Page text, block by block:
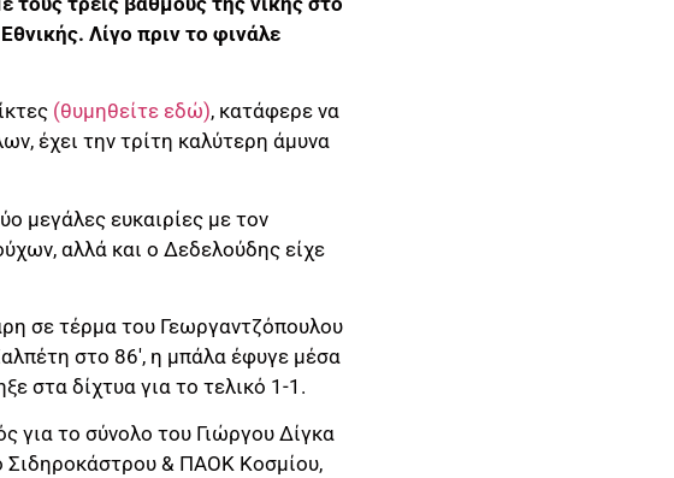
Λίγο πριν το φινάλε
(θυμηθείτε εδώ), κατάφερε να
έχει την τρίτη καλύτερη άμυνα
μεγάλες ευκαιρίες με τον
αλλά και ο Δεδελούδης είχε
σε τέρμα του Γεωργαντζόπουλου
στο 86′, η μπάλα έφυγε μέσα
στα δίχτυα για το τελικό 1-1.
για το σύνολο του Γιώργου Δίγκα
Σιδηροκάστρου & ΠΑΟΚ Κοσμίου,